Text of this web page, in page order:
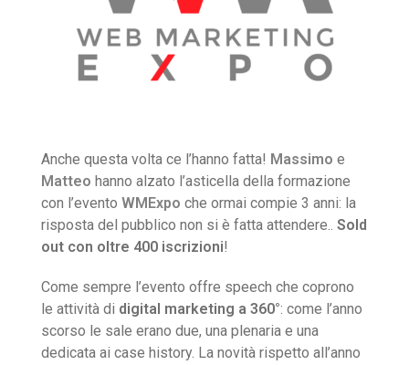
Anche questa volta ce l’hanno fatta! Massimo e
Matteo hanno alzato l’asticella della formazione
con l’evento WMExpo che ormai compie 3 anni: la
risposta del pubblico non si è fatta attendere.. Sold
out con oltre 400 iscrizioni!
Come sempre l’evento offre speech che coprono
le attività di digital marketing a 360°: come l’anno
scorso le sale erano due, una plenaria e una
dedicata ai case history. La novità rispetto all’anno